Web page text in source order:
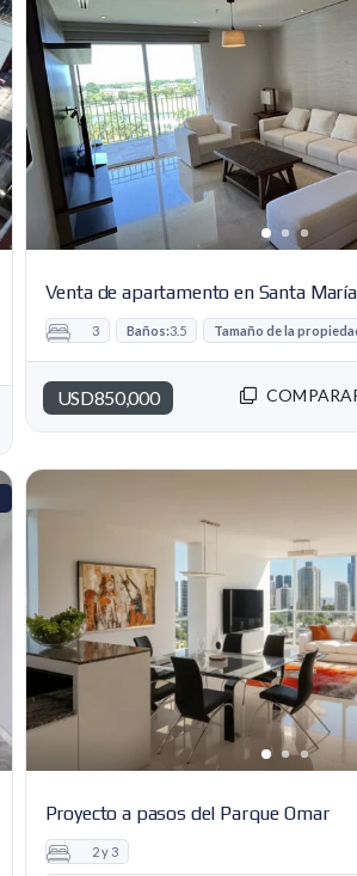
Venta de apartamento en Santa
USD850,000
3 Baños:3.5 Tamaño de la
Proyecto a pasos del Parque Omar
2 y 3